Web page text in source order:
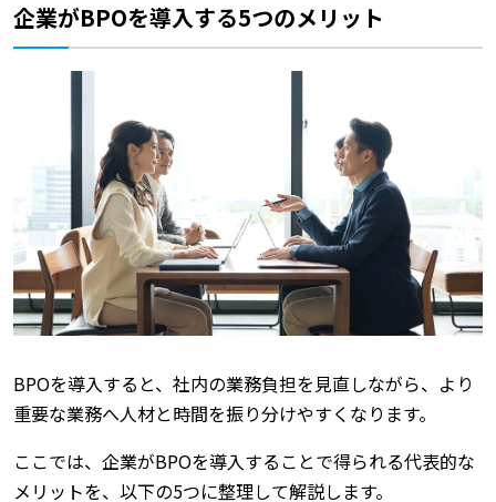
企業がBPOを導入する5つのメリット
BPOを導入すると、社内の業務負担を見直しながら、より
重要な業務へ人材と時間を振り分けやすくなります。
ここでは、企業がBPOを導入することで得られる代表的な
メリットを、以下の5つに整理して解説します。